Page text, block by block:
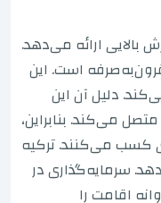
بالایی ارائه می‌دهد.
است. این
دلیل آن این
می‌کند. بنابراین،
کسب می‌کنند. ترکیه
سرمایه‌گذاری در
اقامت را